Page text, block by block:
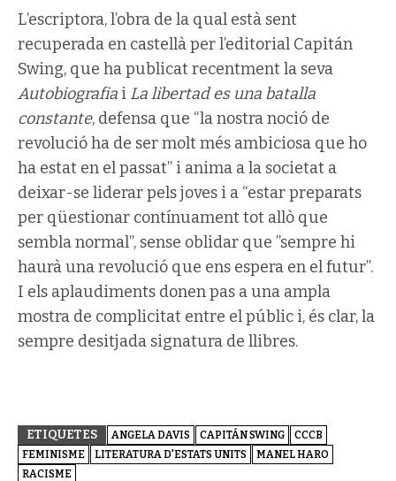
L’escriptora, l’obra de la qual està sent
recuperada en castellà per l’editorial Capitán
Swing, que ha publicat recentment la seva
Autobiografia i La libertad es una batalla
constante, defensa que “la nostra noció de
revolució ha de ser molt més ambiciosa que ho
ha estat en el passat” i anima a la societat a
deixar-se liderar pels joves i a “estar preparats
per qüestionar contínuament tot allò que
sembla normal”, sense oblidar que ”sempre hi
haurà una revolució que ens espera en el futur”.
I els aplaudiments donen pas a una ampla
mostra de complicitat entre el públic i, és clar, la
sempre desitjada signatura de llibres.
ETIQUETES ANGELA DAVIS CAPITÁN SWING
CCCB
FEMINISME
LITERATURA D'ESTATS UNITS
MANEL HARO
RACISME